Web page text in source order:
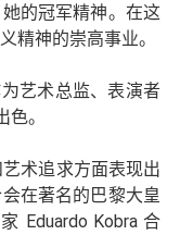
的冠军精神。在这
精神的崇高事业。
艺术总监、表演者
。
术追求方面表现出
在著名的巴黎大皇
Eduardo Kobra 合